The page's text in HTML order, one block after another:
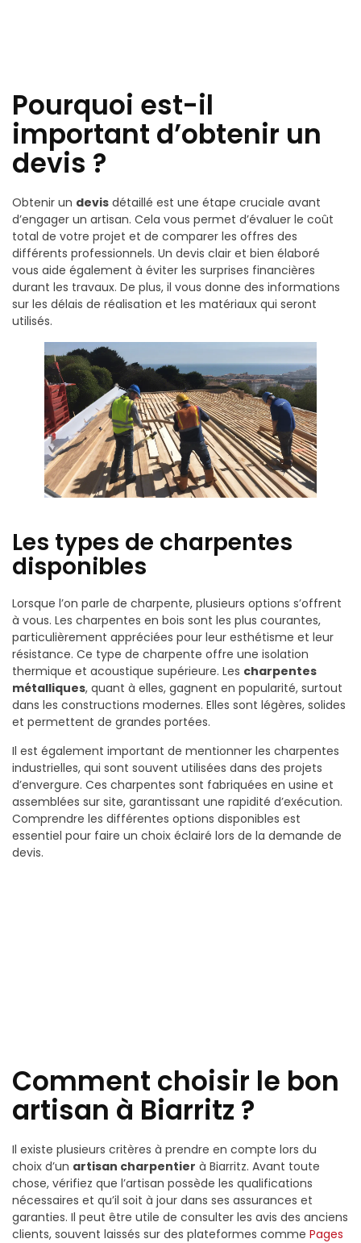
Pourquoi est-il
important d’obtenir un
devis ?
Obtenir un devis détaillé est une étape cruciale avant
d’engager un artisan. Cela vous permet d’évaluer le coût
total de votre projet et de comparer les offres des
différents professionnels. Un devis clair et bien élaboré
vous aide également à éviter les surprises financières
durant les travaux. De plus, il vous donne des informations
sur les délais de réalisation et les matériaux qui seront
utilisés.
Les types de charpentes
disponibles
Lorsque l’on parle de charpente, plusieurs options s’offrent
à vous. Les charpentes en bois sont les plus courantes,
particulièrement appréciées pour leur esthétisme et leur
résistance. Ce type de charpente offre une isolation
thermique et acoustique supérieure. Les charpentes
métalliques, quant à elles, gagnent en popularité, surtout
dans les constructions modernes. Elles sont légères, solides
et permettent de grandes portées.
Il est également important de mentionner les charpentes
industrielles, qui sont souvent utilisées dans des projets
d’envergure. Ces charpentes sont fabriquées en usine et
assemblées sur site, garantissant une rapidité d’exécution.
Comprendre les différentes options disponibles est
essentiel pour faire un choix éclairé lors de la demande de
devis.
Comment choisir le bon
artisan à Biarritz ?
Il existe plusieurs critères à prendre en compte lors du
choix d’un artisan charpentier à Biarritz. Avant toute
chose, vérifiez que l’artisan possède les qualifications
nécessaires et qu’il soit à jour dans ses assurances et
garanties. Il peut être utile de consulter les avis des anciens
clients, souvent laissés sur des plateformes comme Pages